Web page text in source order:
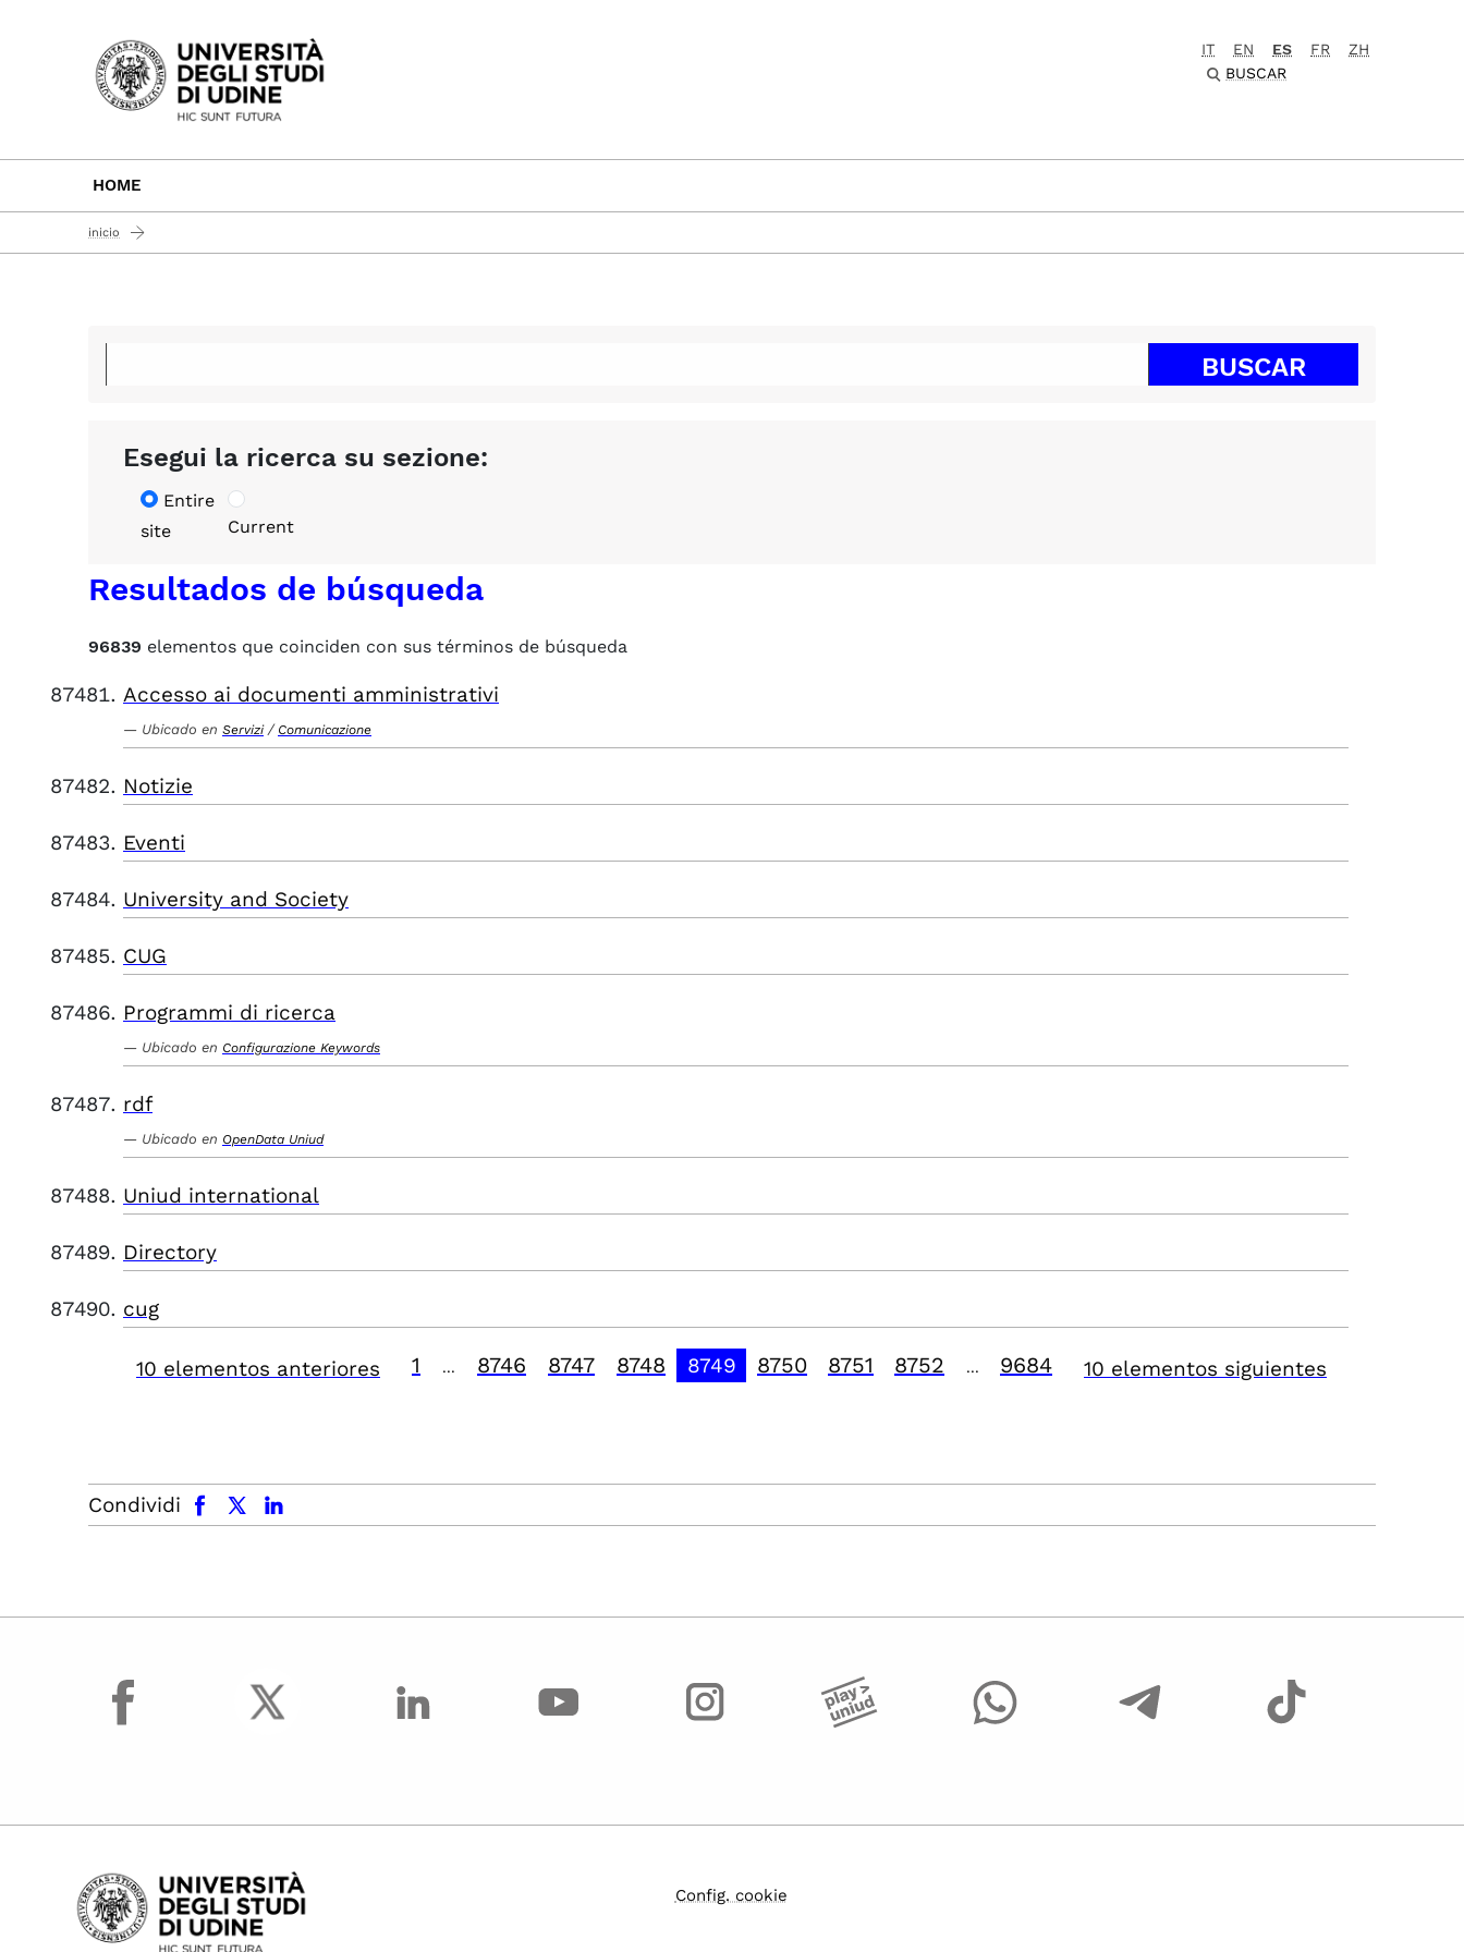
Passa al contenuto principale
IT EN ES FR
ZH
BUSCAR
HOME
inicio
Esegui la ricerca su sezione:
Entire
site
Current
Resultados de búsqueda
96839 elementos que coinciden con sus términos de búsqueda
Accesso ai documenti amministrativi
Ubicado en Servizi / Comunicazione
Notizie
Eventi
University and Society
CUG
Programmi di ricerca
Ubicado en Configurazione Keywords
rdf
Ubicado en OpenData Uniud
Uniud international
Directory
cug
10 elementos anteriores 1 8746 8747 8748 8749 8750 8751 8752 9684 10 elementos siguientes
Condividi
facebook x.com linkedin
facebook
Config. cookie